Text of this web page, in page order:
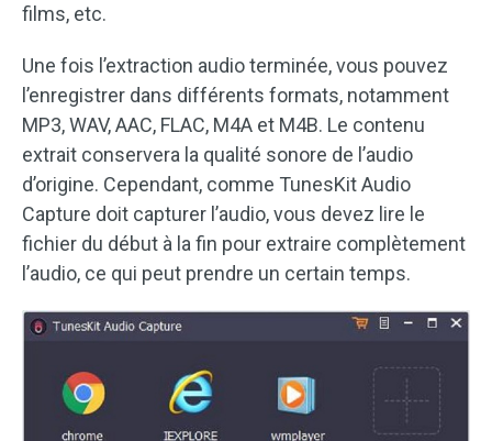
films, etc.
Une fois l’extraction audio terminée, vous pouvez
l’enregistrer dans différents formats, notamment
MP3, WAV, AAC, FLAC, M4A et M4B. Le contenu
extrait conservera la qualité sonore de l’audio
d’origine. Cependant, comme TunesKit Audio
Capture doit capturer l’audio, vous devez lire le
fichier du début à la fin pour extraire complètement
l’audio, ce qui peut prendre un certain temps.